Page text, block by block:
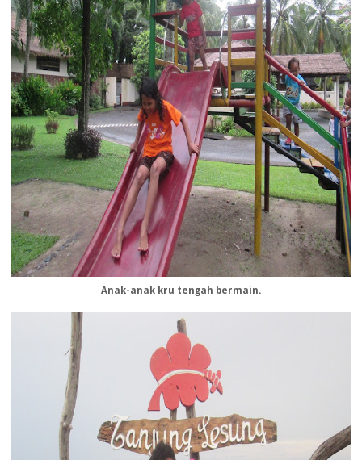
Anak-anak kru tengah bermain.